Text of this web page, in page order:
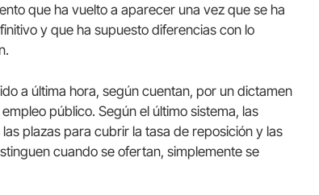
que ha vuelto a aparecer una vez que se ha
y que ha supuesto diferencias con lo
a última hora, según cuentan, por un dictamen
público. Según el último sistema, las
plazas para cubrir la tasa de reposición y las
cuando se ofertan, simplemente se